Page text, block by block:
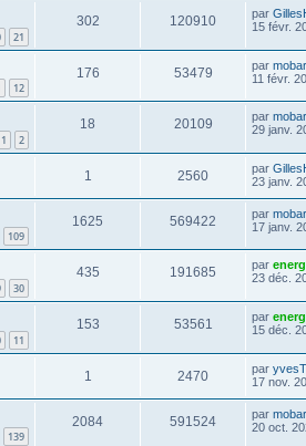
21
302 120910 par
15 févr.
12
176 53479 par mobar
11 févr.
1 2
18 20109 par mobar
29 janv.
1 2560 par
23 janv.
109
1625 569422 par mobar
17 janv.
30
435 191685 par
23 déc.
11
153 53561 par
15 déc.
1 2470 par yvesT
17 nov.
139
2084 591524 par mobar
20 oct.